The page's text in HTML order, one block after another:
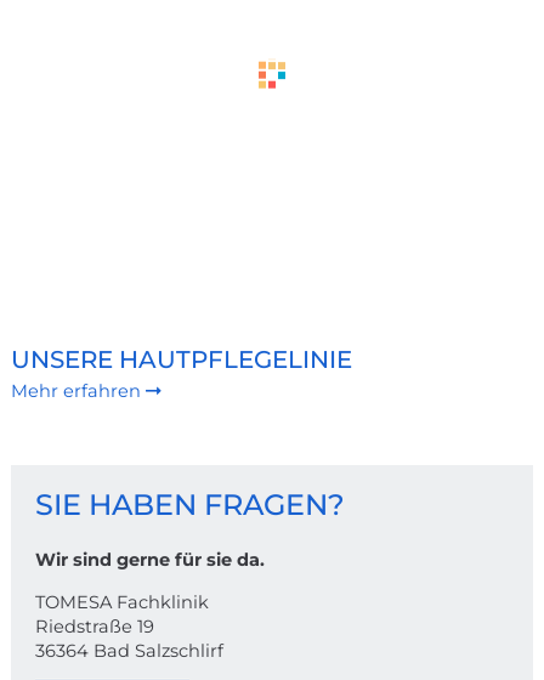
UNSERE HAUTPFLEGELINIE
Mehr erfahren
KONTAKT
SIE HABEN FRAGEN?
Wir sind gerne für sie da.
TOMESA Fachklinik
Riedstraße 19
36364 Bad Salzschlirf